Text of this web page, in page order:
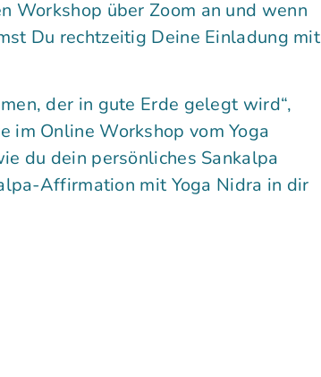
Workshop über Zoom an und wenn
Du rechtzeitig Deine Einladung mit
der in gute Erde gelegt wird“,
im Online Workshop vom Yoga
du dein persönliches Sankalpa
Affirmation mit Yoga Nidra in dir